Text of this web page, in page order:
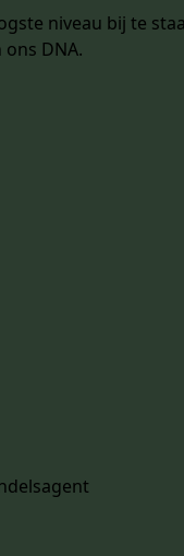
niveau bij te
DNA.